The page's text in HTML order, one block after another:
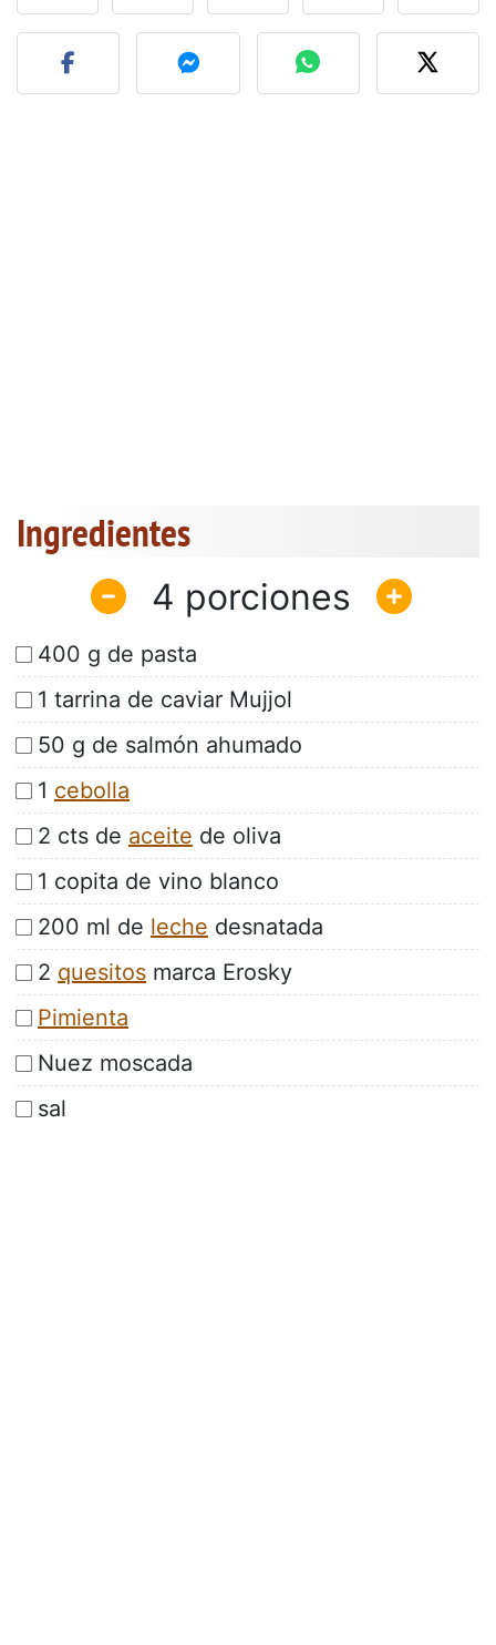
Publicar la foto de esta
Ingredientes
4
400 g de pasta
1 tarrina de caviar Mujjol
50 g de salmón ahumado
1 cebolla
2 cts de aceite de oliva
1 copita de vino blanco
200 ml de leche desnatada
2 quesitos marca Erosky
Pimienta
Nuez moscada
sal